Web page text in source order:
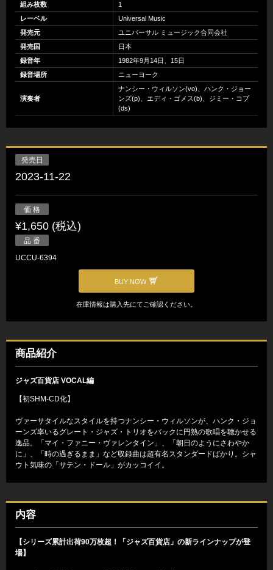
組み枚数
1
レーベル
Universal Music
発売元
ユニバーサル ミュージック合同会社
発売国
日本
録音年
1982年9月14日、15日
録音場所
ニューヨーク
演奏者
ナンシー・ウィルソン(vo)、ハンク・ジョー
ンズ(p)、エディ・ゴメス(b)、ジミー・コブ
(ds)
発売日
2023-11-22
価 格
¥1,650 (税込)
品 番
UCCU-6394
BUY NOW
在庫情報は購入先にてご確認ください。
商品紹介
ジャズ百貨店 VOCAL編
【初SHM-CD化】
ヴァーサタイルなスタイルを持つナンシー・ウィルソンが、ハンク・ジョ
ーンズ率いるグレート・ジャズ・トリオをバックに円熟の歌唱を聴かせる
逸品。「マイ・ファニー・ヴァレンタイン」、「朝日のようにさわやか
に」、「時の過ぎるまま」など収録曲は超有名スタンダードばかり。シャ
ウト気味の「サテン・ドール」がカッコイイ。
内容
【シリーズ累計出荷90万枚超！「ジャズ百貨店」の新ラインナップが登
場】